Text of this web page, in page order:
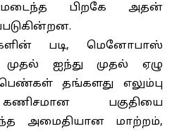
பிறகே அதன்
படி, மெனோபாஸ்
ஐந்து முதல் ஏழு
தங்களது எலும்பு
பகுதியை
அமைதியான மாற்றம்,